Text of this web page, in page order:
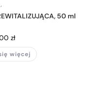
,
50 ml
zł
więcej